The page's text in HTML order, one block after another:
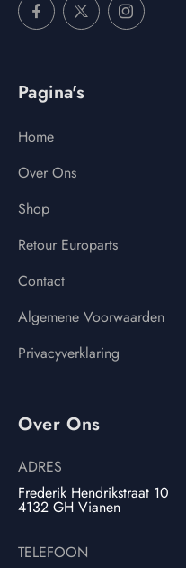
Pagina's
Home
Over Ons
Shop
Retour Europarts
Contact
Algemene Voorwaarden
Privacyverklaring
Over Ons
ADRES
Frederik Hendrikstraat 10
4132 GH Vianen
TELEFOON